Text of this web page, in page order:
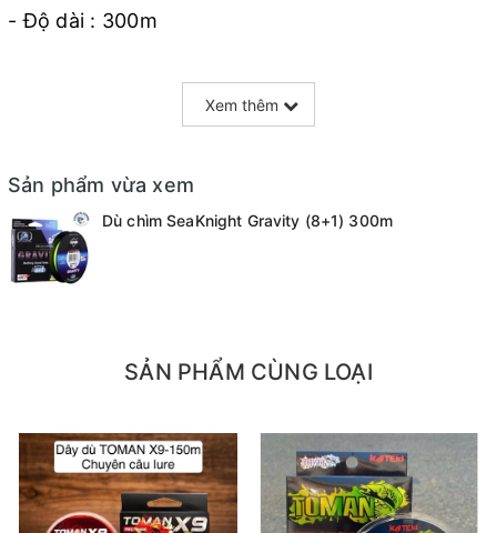
- Độ dài : 300m
- 2.0 - 0.23mm tải 13.6kg
- 3.0 - 0.28mm tải 18.1kg
- 4.0 - 0.32mm tải 22.7kg
Xem thêm
Sản phẩm vừa xem
Dù chìm SeaKnight Gravity (8+1) 300m
SẢN PHẨM CÙNG LOẠI